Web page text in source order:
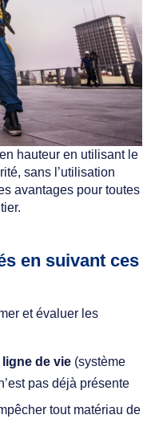
hauteur en utilisant le
sans l’utilisation
avantages pour toutes
en suivant ces
et évaluer les
ligne de vie (système
pas déjà présente
tout matériau de